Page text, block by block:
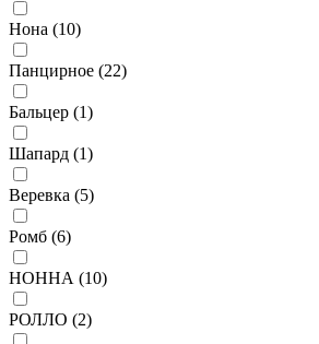
Нона (10)
Панцирное (22)
Бальцер (1)
Шапард (1)
Веревка (5)
Ромб (6)
НОННА (10)
РОЛЛО (2)